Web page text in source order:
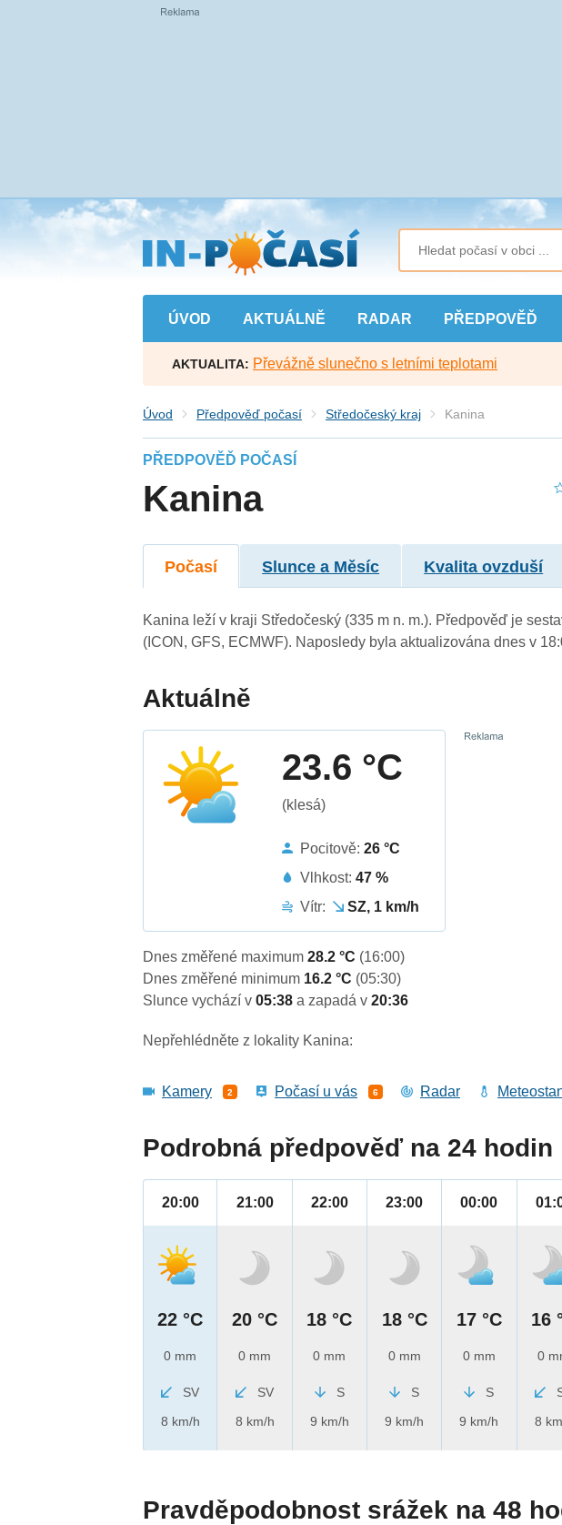
Přejít
na
hlavní
obsah
ÚVOD AKTUÁLNĚ RADAR PŘEDPOVĚĎ
AKTUALITA: Převážně slunečno s letními teplotami
Úvod Předpověď počasí Středočeský kraj Kanina
PŘEDPOVĚĎ POČASÍ
Kanina
Počasí Slunce a Měsíc Kvalita ovzduší
Kanina leží v kraji Středočeský (335 m n. m.). Předpověď je
(ICON, GFS, ECMWF). Naposledy byla aktualizována dnes v
Aktuálně
23.6 °C
(klesá)
Pocitově:26 °C
Vlhkost:47 %
Vítr:
SZ, 1 km/h
Dnes změřené maximum28.2 °C (16:00)
Dnes změřené minimum 16.2 °C (05:30)
Slunce vychází v05:38a zapadá v20:36
Nepřehlédněte z lokality Kanina:
Kamery 2 Počasí u vás 6 Radar
Podrobná předpověď na 24 hodin
20:00
22 °C
0 mm
SV
8 km/h
21:00
20 °C
0 mm
SV
8 km/h
22:00
18 °C
0 mm
S
9 km/h
23:00
18 °C
0 mm
S
9 km/h
00:00
17 °C
0 mm
S
9 km/h
16
0
8
Pravděpodobnost srážek na 48